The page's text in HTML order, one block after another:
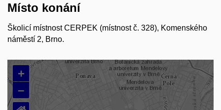
Místo konání
Školicí místnost CERPEK (místnost č. 328), Komenského
náměstí 2, Brno.
+
–